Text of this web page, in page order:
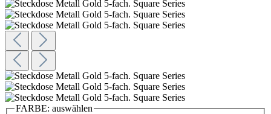
FARBE: auswählen